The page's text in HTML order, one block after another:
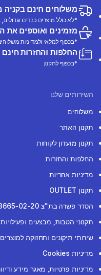
משלוחים חינם בקניה מעל
*לא כולל מוצרים כבדים וגדולים,
מזמינים ואוספים את
*בכפוף למלאי ולמדיניות
החלפות והחזרות חינם עד 365 ימים ממועד
*בכפוף לתקנון
השירותים שלנו
משלוחים
תקנון האתר
תקנון מועדון לקוחות
החלפות והחזרות
מדיניות אחריות
תקנון OUTLET
הסדר פשרה בת"צ 18665-02-20
תקנוני הטבות, מבצעים ופעילויות
שירותי תיקונים ותחזוקה למוצרים
מדיניות Cookies
מדיניות פרטיות, מאגר מידע